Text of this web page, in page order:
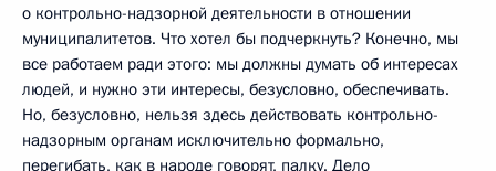
о контрольно-надзорной деятельности в отношении
муниципалитетов. Что хотел бы подчеркнуть? Конечно, мы
все работаем ради этого: мы должны думать об интересах
людей, и нужно эти интересы, безусловно, обеспечивать.
Но, безусловно, нельзя здесь действовать контрольно-
надзорным органам исключительно формально,
перегибать, как в народе говорят, палку. Дело